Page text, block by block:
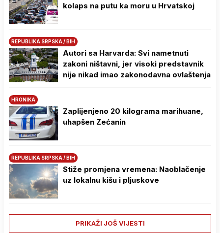
kolaps na putu ka moru u Hrvatskoj
REPUBLIKA SRPSKA / BIH
Autori sa Harvarda: Svi nametnuti
zakoni ništavni, jer visoki predstavnik
nije nikad imao zakonodavna ovlaštenja
HRONIKA
Zaplijenjeno 20 kilograma marihuane,
uhapšen Zećanin
REPUBLIKA SRPSKA / BIH
Stiže promjena vremena: Naoblačenje
uz lokalnu kišu i pljuskove
PRIKAŽI JOŠ VIJESTI